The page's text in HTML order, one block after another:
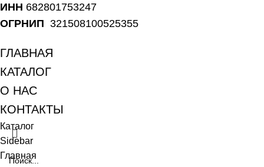
ИНН 682801753247
ОГРНИП 321508100525355
ГЛАВНАЯ
КАТАЛОГ
О НАС
КОНТАКТЫ
Каталог
Sidebar
Главная